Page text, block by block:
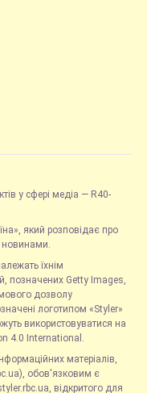
у сфері медіа — R40-
який розповідає про
новинами.
їхнім
позначених Getty Images,
дозволу
логотипом «Styler»
використовуватися на
4.0 International.
матеріалів,
обов'язковим є
відкритого для